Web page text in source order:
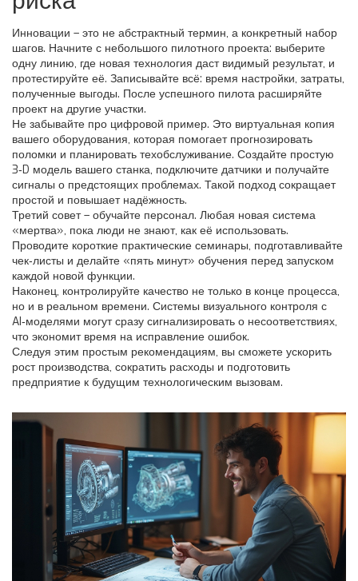
Инновации – это не абстрактный термин, а конкретный набор
шагов. Начните с небольшого пилотного проекта: выберите
одну линию, где новая технология даст видимый результат, и
протестируйте её. Записывайте всё: время настройки, затраты,
полученные выгоды. После успешного пилота расширяйте
проект на другие участки.
Не забывайте про цифровой пример. Это виртуальная копия
вашего оборудования, которая помогает прогнозировать
поломки и планировать техобслуживание. Создайте простую
3‑D модель вашего станка, подключите датчики и получайте
сигналы о предстоящих проблемах. Такой подход сокращает
простой и повышает надёжность.
Третий совет – обучайте персонал. Любая новая система
«мертва», пока люди не знают, как её использовать.
Проводите короткие практические семинары, подготавливайте
чек‑листы и делайте «пять минут» обучения перед запуском
каждой новой функции.
Наконец, контролируйте качество не только в конце процесса,
но и в реальном времени. Системы визуального контроля с
AI‑моделями могут сразу сигнализировать о несоответствиях,
что экономит время на исправление ошибок.
Следуя этим простым рекомендациям, вы сможете ускорить
рост производства, сократить расходы и подготовить
предприятие к будущим технологическим вызовам.